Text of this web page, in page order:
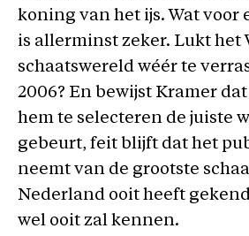
koning van het ijs. Wat voor
is allerminst zeker. Lukt het
schaatswereld wéér te
2006? En bewijst Kramer
hem te selecteren de juiste
gebeurt, feit blijft dat het
neemt van de grootste
Nederland ooit heeft
wel ooit zal kennen.